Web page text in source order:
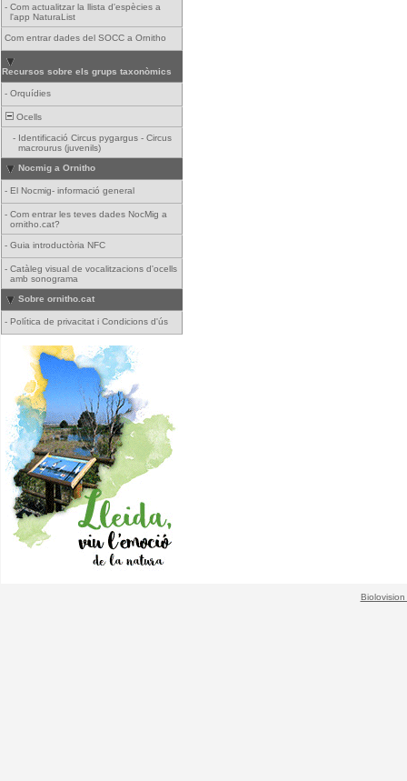
- Com actualitzar la llista d'espècies a
l'app NaturaList
Com entrar dades del SOCC a Ornitho
Recursos sobre els grups taxonòmics
- Orquídies
Ocells
- Identificació Circus pygargus - Circus
macrourus (juvenils)
Nocmig a Ornitho
- El Nocmig- informació general
- Com entrar les teves dades NocMig a
ornitho.cat?
- Guia introductòria NFC
- Catàleg visual de vocalitzacions d'ocells
amb sonograma
Sobre ornitho.cat
- Política de privacitat i Condicions d'ús
Biolovision